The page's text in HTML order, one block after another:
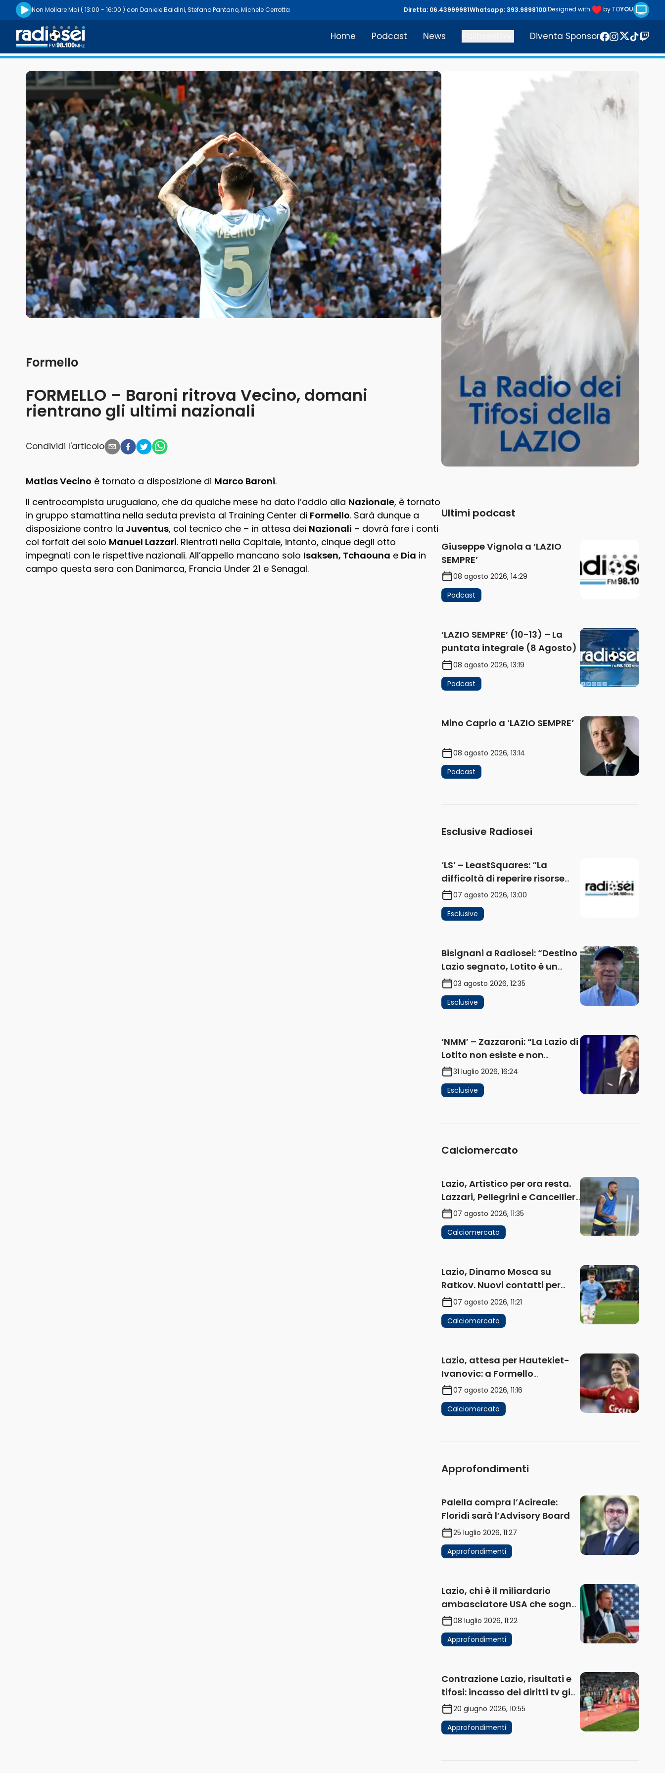
Riproduci la radio live
Non Mollare Mai ( 13:00 - 16:00 ) con Daniele Baldini,Stefano Pantano,Michele Cerrotta Diretta: 06.43999981Whatsapp: 393.9898100|Designed with by TOYOU
Radiosei 98.100 FM
Home Podcast News
Diventa Sponsor
Twitter
FORMELLO – Baroni ritrova Vecino, domani
rientrano gli ultimi nazionali
Formello
Condividi l'articolo
Matias Vecino è tornato a disposizione di Marco Baroni.
Il centrocampista uruguaiano, che da qualche mese ha dato l’addio alla Nazionale, è tornato
in gruppo stamattina nella seduta prevista al Training Center di Formello. Sarà dunque a
disposizione contro la Juventus, col tecnico che – in attesa dei Nazionali – dovrà fare i conti
col forfait del solo Manuel Lazzari. Rientrati nella Capitale, intanto, cinque degli otto
impegnati con le rispettive nazionali. All’appello mancano solo Isaksen, Tchaouna e Dia in
campo questa sera con Danimarca, Francia Under 21 e Senagal.
Ultimi podcast
Giuseppe Vignola a ‘LAZIO
SEMPRE’
08 agosto 2026, 14:29
Podcast
‘LAZIO SEMPRE’ (10-13) – La
puntata integrale (8 Agosto)
08 agosto 2026, 13:19
Podcast
Mino Caprio a ‘LAZIO SEMPRE’
08 agosto 2026, 13:14
Podcast
Esclusive Radiosei
‘LS’ – LeastSquares: “La
difficoltà di reperire risorse
impatta sul mercato. Senza
investimenti non arrivano i
ricavi” (AUDIO)
07 agosto 2026, 13:00
Esclusive
Bisignani a Radiosei: “Destino
Lazio segnato, Lotito è un
problema, la chiave sono
Flaminio e politica. La
protesta e gli interessi dei
03 agosto 2026, 12:35
Esclusive
‘NMM’ – Zazzaroni: “La Lazio di
Lotito non esiste e non
funziona più. E’ ora di lasciare,
ma lui non ascolta.
Pignataro? Ho verificato…”
31 luglio 2026, 16:24
Esclusive
Calciomercato
Lazio, Artistico per ora resta.
Lazzari, Pellegrini e Cancellieri
in uscita
07 agosto 2026, 11:35
Calciomercato
Lazio, Dinamo Mosca su
Ratkov. Nuovi contatti per
Pinamonti
07 agosto 2026, 11:21
Calciomercato
Lazio, attesa per Hautekiet-
Ivanovic: a Formello
attendono risposte
07 agosto 2026, 11:16
Calciomercato
Approfondimenti
Palella compra l’Acireale:
Floridi sarà l’Advisory Board
25 luglio 2026, 11:27
Approfondimenti
Lazio, chi è il miliardario
ambasciatore USA che sogna
di acquistare un club in Italia
08 luglio 2026, 11:22
Approfondimenti
Contrazione Lazio, risultati e
tifosi: incasso dei diritti tv già
in flessione
20 giugno 2026, 10:55
Approfondimenti